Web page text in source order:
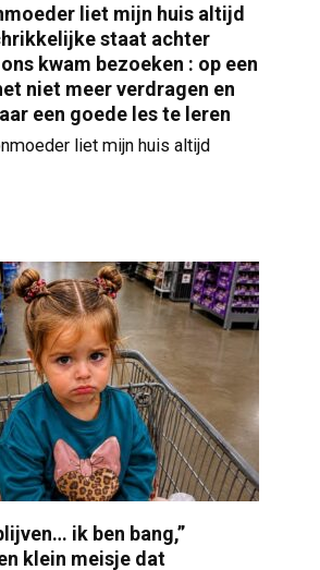
liet mijn huis altijd
staat achter
kwam bezoeken : op een
niet meer verdragen en
een goede les te leren
liet mijn huis altijd
ik ben bang,”
klein meisje dat